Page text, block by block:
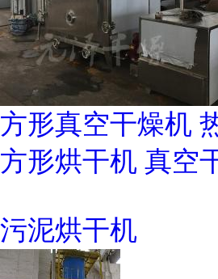
方形真空干燥机
方形烘干机 真空
污泥烘干机